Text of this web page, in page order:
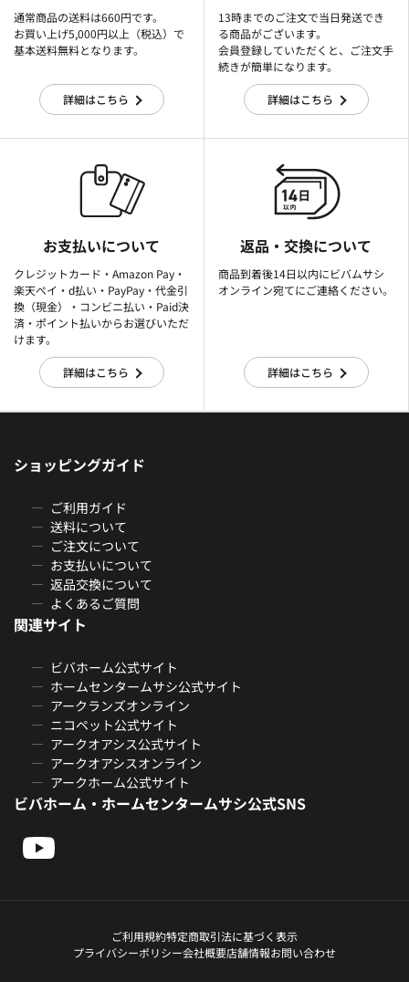
通常商品の送料は660円です。
お買い上げ5,000円以上（税込）で
基本送料無料となります。
詳細はこちら
13時までのご注文で当日発送でき
る商品がございます。
会員登録していただくと、ご注文手
続きが簡単になります。
詳細はこちら
お支払いについて
クレジットカード・Amazon Pay・
楽天ぺイ・d払い・PayPay・代金引
換（現金）・コンビニ払い・Paid決
済・ポイント払いからお選びいただ
けます。
詳細はこちら
返品・交換について
商品到着後14日以内にビバムサシ
オンライン宛てにご連絡ください。
詳細はこちら
ショッピングガイド
ご利用ガイド
送料について
ご注文について
お支払いについて
返品交換について
よくあるご質問
関連サイト
ビバホーム公式サイト
ホームセンタームサシ公式サイト
アークランズオンライン
ニコペット公式サイト
アークオアシス公式サイト
アークオアシスオンライン
アークホーム公式サイト
ビバホーム・ホームセンタームサシ公式SNS
ご利用規約特定商取引法に基づく表示
プライバシーポリシー会社概要店舗情報お問い合わせ